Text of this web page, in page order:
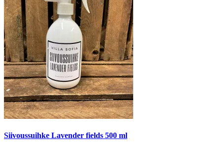
Siivoussuihke Lavender fields 500 ml